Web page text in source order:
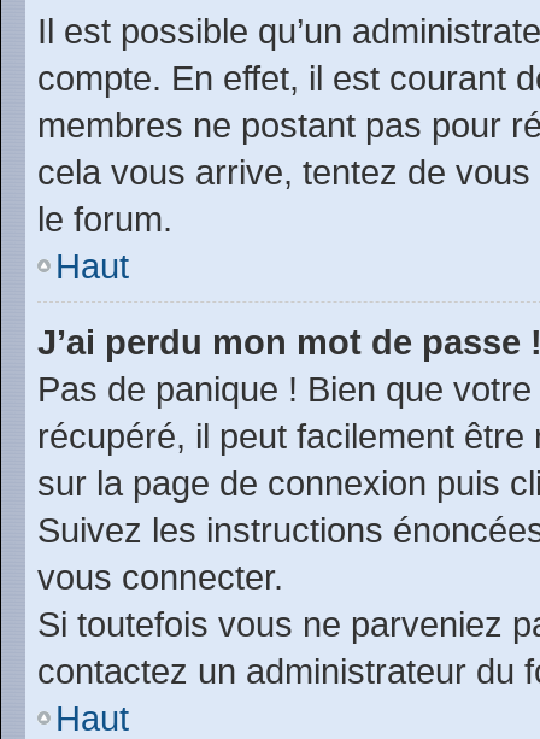
Il est possible qu’un
compte. En effet, il est courant
membres ne postant pas pour
cela vous arrive, tentez de
le forum.
Haut
J’ai perdu mon mot de passe
Pas de panique ! Bien que
récupéré, il peut facilement
sur la page de connexion puis
Suivez les instructions
vous connecter.
Si toutefois vous ne parveniez
contactez un administrateur du
Haut